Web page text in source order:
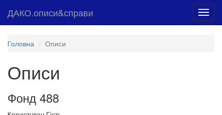
ДАКО.описи&справи
Головна Описи
Описи
Фонд 488